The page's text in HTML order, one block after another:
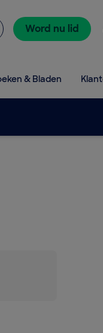
Word nu lid
& Bladen